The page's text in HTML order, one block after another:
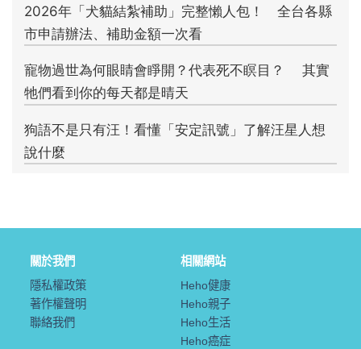
關於我們
隱私權政策
著作權聲明
聯絡我們
相關網站
Heho健康
Heho親子
Heho生活
Heho癌症